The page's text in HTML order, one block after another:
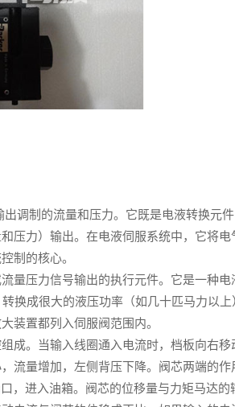
制的流量和压力。它既是电液转换元
压力）输出。在电液伺服系统中，它将电
制的核心。
压力信号输出的执行元件。它是一种电
换成很大的液压功率（如几十匹马力以
装置都列入伺服阀范围内。
。当输入线圈通入电流时，档板向右移
流量增加，左侧背压下降。阀芯两端的作
，进入油箱。阀芯的位移量与力矩马达